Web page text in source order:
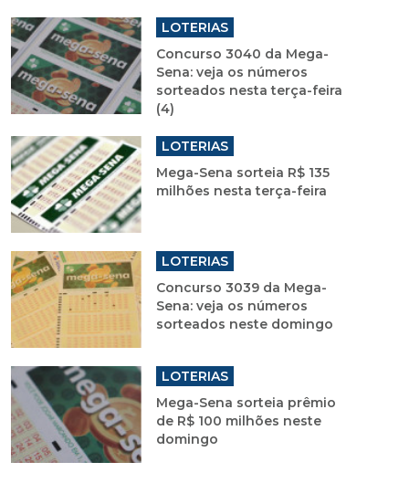
LOTERIAS
Concurso 3040 da Mega-
Sena: veja os números
sorteados nesta terça-feira
(4)
LOTERIAS
Mega-Sena sorteia R$ 135
milhões nesta terça-feira
LOTERIAS
Concurso 3039 da Mega-
Sena: veja os números
sorteados neste domingo
LOTERIAS
Mega-Sena sorteia prêmio
de R$ 100 milhões neste
domingo